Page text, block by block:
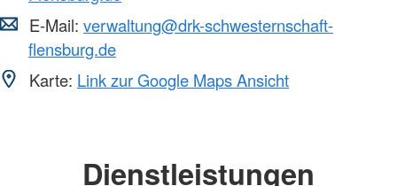
E-Mail: verwaltung@drk-schwesternschaft-
flensburg.de
Karte: Link zur Google Maps Ansicht
Dienstleistungen